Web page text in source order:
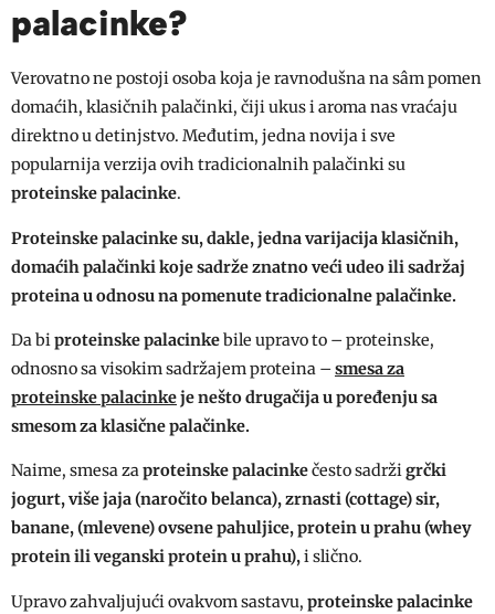
palacinke?
Verovatno ne postoji osoba koja je ravnodušna na sâm pomen
domaćih, klasičnih palačinki, čiji ukus i aroma nas vraćaju
direktno u detinjstvo. Međutim, jedna novija i sve
popularnija verzija ovih tradicionalnih palačinki su
proteinske palacinke.
Proteinske palacinke su, dakle, jedna varijacija klasičnih,
domaćih palačinki koje sadrže znatno veći udeo ili sadržaj
proteina u odnosu na pomenute tradicionalne palačinke.
Da biproteinske palacinkebile upravo to – proteinske,
odnosno sa visokim sadržajem proteina –smesa za
proteinske palacinkeje nešto drugačija u poređenju sa
smesom za klasične palačinke.
Naime, smesa zaproteinske palacinkečesto sadržigrčki
jogurt, više jaja (naročito belanca), zrnasti (cottage) sir,
banane, (mlevene) ovsene pahuljice, protein u prahu (whey
protein ili veganski protein u prahu),i slično.
Upravo zahvaljujući ovakvom sastavu, proteinske palacinke